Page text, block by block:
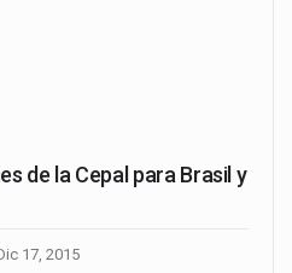
de la Cepal para Brasil y
17, 2015